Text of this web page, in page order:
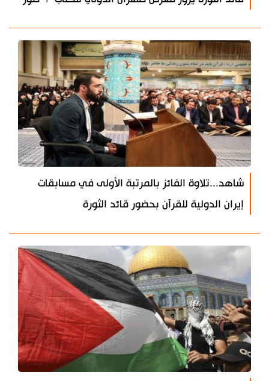
شاهد...تلاوة الفائز بالمرتبة الأولى في مسابقات
إيران الدولية للقرآن بحضور قائد الثورة